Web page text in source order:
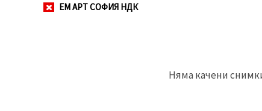
ЕМ АРТ СОФИЯ НДК
Няма качени